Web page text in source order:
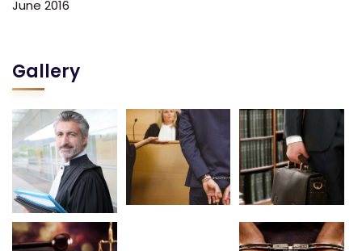
June 2016
Gallery